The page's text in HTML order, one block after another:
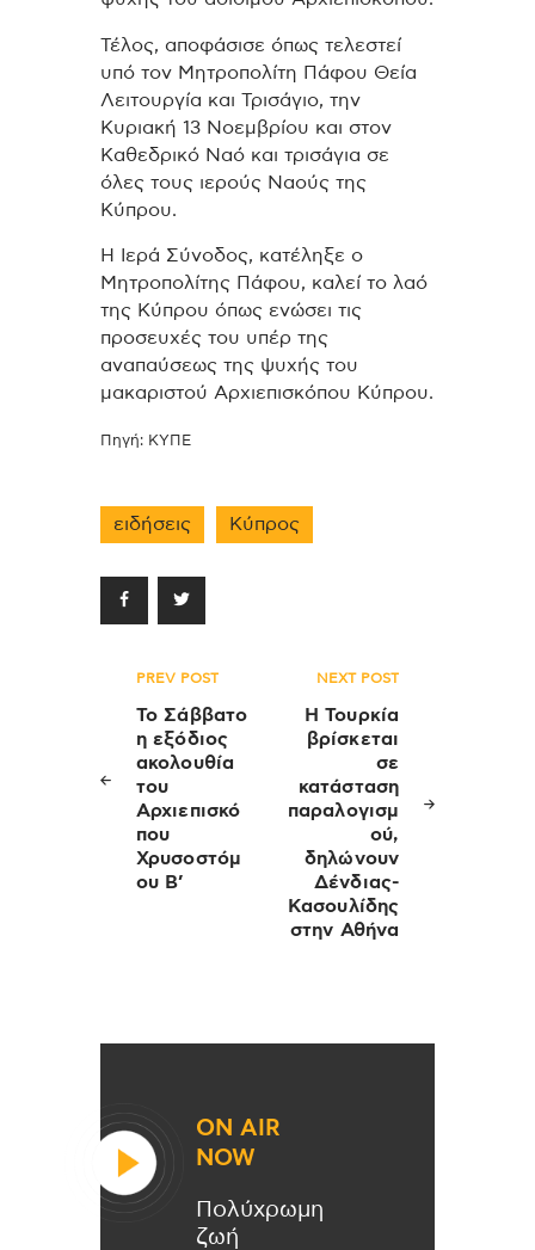
Τέλος, αποφάσισε όπως τελεστεί
υπό τον Μητροπολίτη Πάφου Θεία
Λειτουργία και Τρισάγιο, την
Κυριακή 13 Νοεμβρίου και στον
Καθεδρικό Ναό και τρισάγια σε
όλες τους ιερούς Ναούς της
Κύπρου.
Η Ιερά Σύνοδος, κατέληξε ο
Μητροπολίτης Πάφου, καλεί το λαό
της Κύπρου όπως ενώσει τις
προσευχές του υπέρ της
αναπαύσεως της ψυχής του
μακαριστού Αρχιεπισκόπου Κύπρου.
Πηγή: ΚΥΠΕ
ειδήσεις Κύπρος
Πλοήγηση
άρθρων
PREV POST
To Σάββατο
η εξόδιος
ακολουθία
του
Αρχιεπισκό
που
Χρυσοστόμ
ου Β’
NEXT POST
Η Τουρκία
βρίσκεται
σε
κατάσταση
παραλογισμ
ού,
δηλώνουν
Δένδιας-
Κασουλίδης
στην Αθήνα
ON AIR
NOW
Πολύχρωμη
ζωή